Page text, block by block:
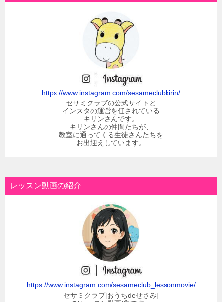
https://www.instagram.com/sesameclubkirin/
セサミクラブの公式サイトと
インスタの運営を任されている
キリンさんです。
キリンさんの仲間たちが、
教室に通ってくる生徒さんたちを
お出迎えしています。
レッスン動画の紹介
https://www.instagram.com/sesameclub_lessonmovie/
セサミクラブ[おうちdeせさみ]